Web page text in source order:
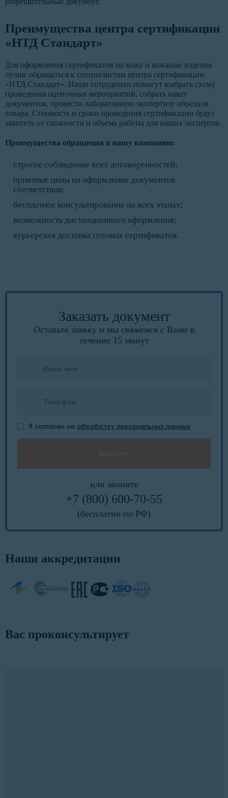
Преимущества центра сертификации
«НТД Стандарт»
Для оформления сертификатов на кожу и кожаные изделия
лучше обращаться к специалистам центра сертификации
«НТД Стандарт». Наши сотрудники помогут выбрать схему
проведения оценочных мероприятий, собрать пакет
документов, провести лабораторную экспертизу образцов
товара. Стоимость и сроки проведения сертификации будут
зависеть от сложности и объема работы для наших экспертов.
Преимущества обращения в нашу компанию:
строгое соблюдение всех договоренностей;
приятные цены на оформление документов
соответствия;
бесплатное консультирование на всех этапах;
возможность дистанционного оформления;
курьерская доставка готовых сертификатов.
Заказать документ
Оставьте заявку и мы свяжемся с Вами в
течение 15 минут
Я согласен на обработку персональных данных
или звоните
+7 (800) 600-70-55
(бесплатно по РФ)
Наши аккредитации
Вас проконсультирует